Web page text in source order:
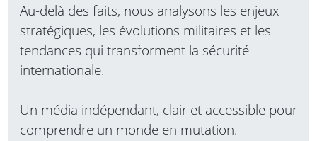
Au-delà des faits, nous analysons les enjeux
stratégiques, les évolutions militaires et les
tendances qui transforment la sécurité
internationale.
Un média indépendant, clair et accessible pour
comprendre un monde en mutation.